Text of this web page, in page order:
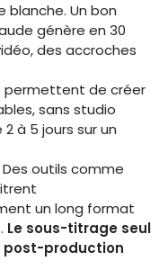
blanche. Un bon
génère en 30
des accroches
permettent de créer
sans studio
à 5 jours sur un
Des outils comme
un long format
Le sous-titrage seul
post-production